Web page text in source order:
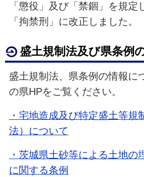
「懲役」及び「禁錮」を規定
「拘禁刑」に改正しました。
盛土規制法及び県条例
盛土規制法、県条例の情報に
の県HPをご覧ください。
・宅地造成及び特定盛土等規
法）について
・茨城県土砂等による土地の
に関する条例